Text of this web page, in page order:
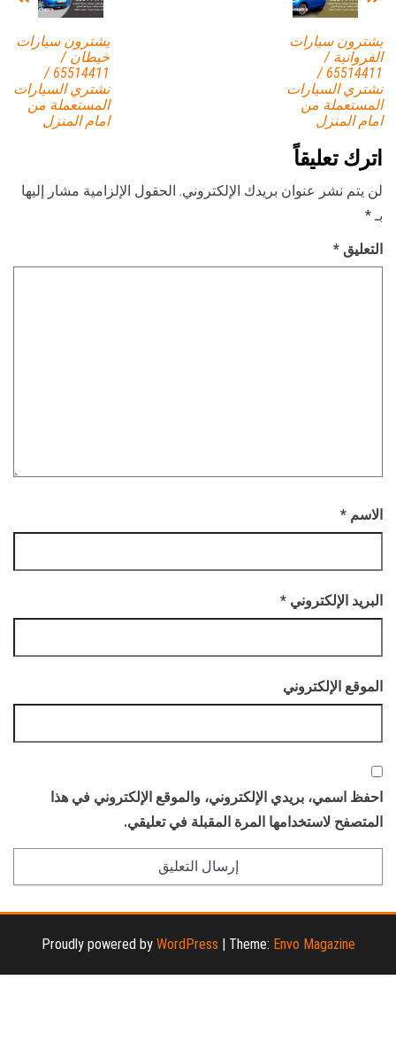
يشترون سيارات
خيطان /
65514411 /
نشتري السيارات
المستعملة من
امام المنزل
يشترون سيارات
الفروانية /
65514411 /
نشتري السيارات
المستعملة من
امام المنزل
اترك تعليقاً
لن يتم نشر عنوان بريدك الإلكتروني. الحقول الإلزامية مشار إليها
بـ*
التعليق *
الاسم *
البريد الإلكتروني *
الموقع الإلكتروني
احفظ اسمي، بريدي الإلكتروني، والموقع الإلكتروني في هذا
المتصفح لاستخدامها المرة المقبلة في تعليقي.
Proudly powered by WordPress Theme: Envo Magazine